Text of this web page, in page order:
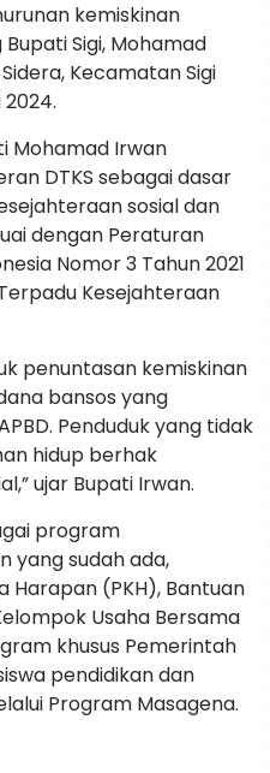
kemiskinan
Sigi, Mohamad
Kecamatan Sigi
Mohamad Irwan
DTKS sebagai dasar
sosial dan
dengan Peraturan
Nomor 3 Tahun 2021
Kesejahteraan
penuntasan kemiskinan
bansos yang
Penduduk yang tidak
hidup berhak
ujar Bupati Irwan.
program
yang sudah ada,
Harapan (PKH), Bantuan
Usaha Bersama
khusus Pemerintah
pendidikan dan
Program Masagena.